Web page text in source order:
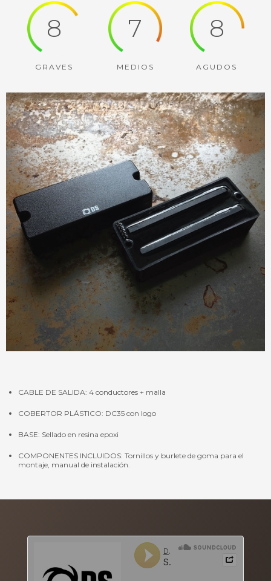
8
GRAVES
7
MEDIOS
8
AGUDOS
CABLE DE SALIDA: 4 conductores + malla
COBERTOR PLÁSTICO: DC35 con logo
BASE: Sellado en resina epoxi
COMPONENTES INCLUIDOS: Tornillos y burlete de goma para el
montaje, manual de instalación.